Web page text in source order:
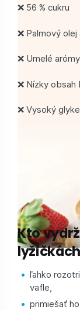
❌ 56 % cukru
❌ Palmový
❌ Umelé arómy
❌ Nízky obsah
❌ Vysoký
Kto
ľahko
vafle,
primiešať